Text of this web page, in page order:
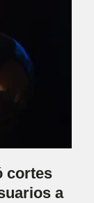
cortes
a